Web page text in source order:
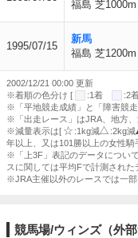
福島 芝
1995/07/15
新馬
福島 芝
2002/12/21 00:00 更新
※着順の色分け [
:1着 :2
※「平地競走成績」と「障害競
※「出走レース」はJRA、地方、
※減量表示は[
:1kg減 :2kg減
年以上、又は101勝以上の女性騎
※「上3F」表記のデータについ
スに関しては平均Fで計測された
※JRA主催以外のレースでは一部
競馬場/ウィンズ（外部